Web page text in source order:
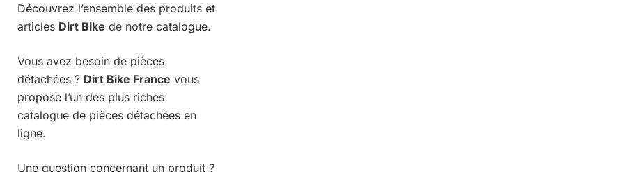
Découvrez l’ensemble des produits et
articles Dirt Bike de notre catalogue.
Vous avez besoin de pièces
détachées ? Dirt Bike France vous
propose l’un des plus riches
catalogue de pièces détachées en
ligne.
Une question concernant un produit ?